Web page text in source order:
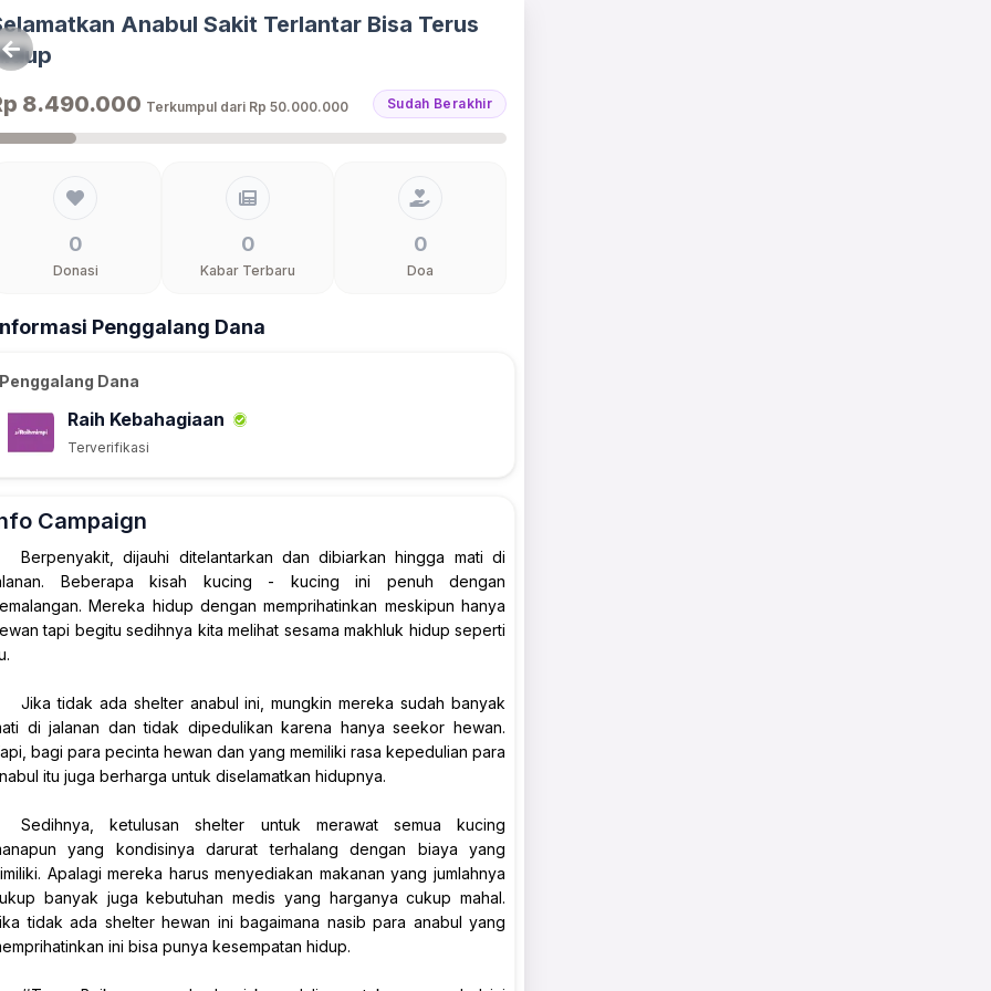
Anabul Sakit Terlantar Bisa Terus
8.490.000 Terkumpul dari Rp 50.000.000 Sudah Berakhir
0
Donasi
0
Kabar Terbaru
0
Doa
Penggalang Dana
Penggalang Dana
Raih Kebahagiaan
Terverifikasi
Campaign
Berpenyakit, dijauhi ditelantarkan dan dibiarkan hingga mati di
Beberapa kisah kucing - kucing ini penuh dengan
Mereka hidup dengan memprihatinkan meskipun hanya
tapi begitu sedihnya kita melihat sesama makhluk hidup seperti
Jika tidak ada shelter anabul ini, mungkin mereka sudah banyak
di jalanan dan tidak dipedulikan karena hanya seekor hewan.
bagi para pecinta hewan dan yang memiliki rasa kepedulian para
itu juga berharga untuk diselamatkan hidupnya.
Sedihnya, ketulusan shelter untuk merawat semua kucing
yang kondisinya darurat terhalang dengan biaya yang
Apalagi mereka harus menyediakan makanan yang jumlahnya
banyak juga kebutuhan medis yang harganya cukup mahal.
tidak ada shelter hewan ini bagaimana nasib para anabul yang
ini bisa punya kesempatan hidup.